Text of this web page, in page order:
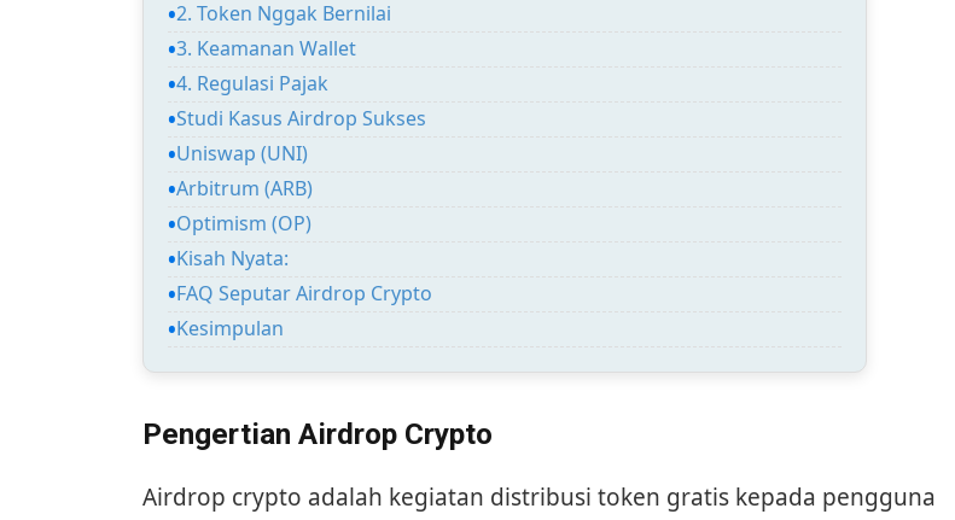
2. Token Nggak Bernilai
3. Keamanan Wallet
4. Regulasi Pajak
Studi Kasus Airdrop Sukses
Uniswap (UNI)
Arbitrum (ARB)
Optimism (OP)
Kisah Nyata:
FAQ Seputar Airdrop Crypto
Kesimpulan
Pengertian Airdrop Crypto
Airdrop crypto adalah kegiatan distribusi token gratis kepada pengguna